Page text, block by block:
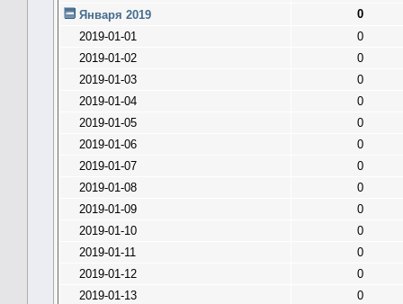
Января 2019
0
2019-01-01
0
2019-01-02
0
2019-01-03
0
2019-01-04
0
2019-01-05
0
2019-01-06
0
2019-01-07
0
2019-01-08
0
2019-01-09
0
2019-01-10
0
2019-01-11
0
2019-01-12
0
2019-01-13
0